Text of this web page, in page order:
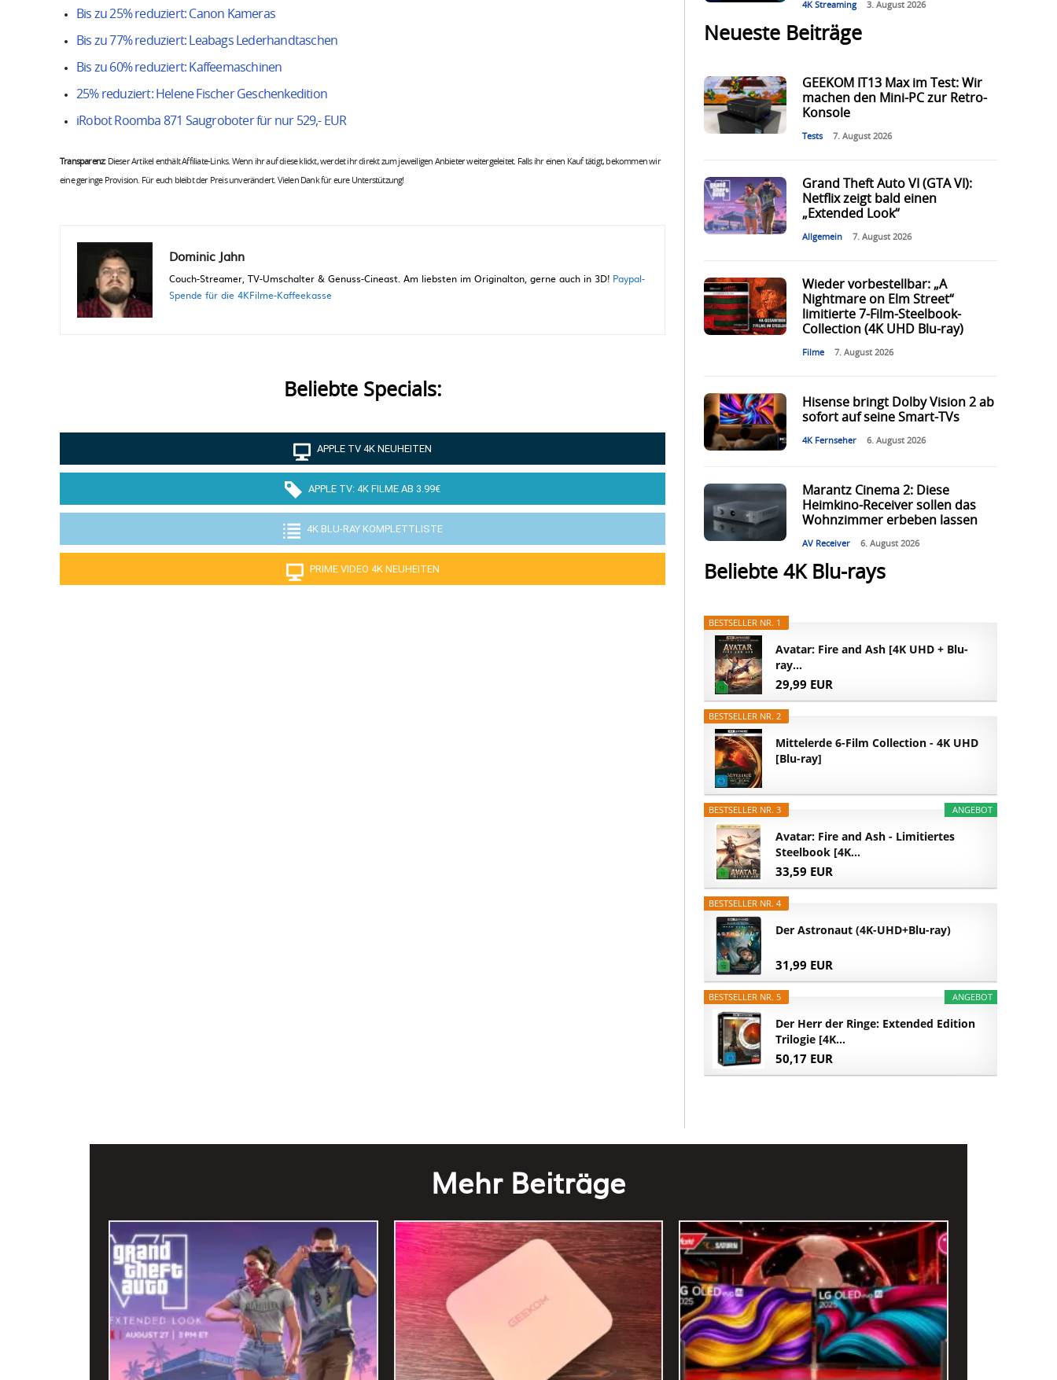
Bis zu 25% reduziert: Canon Kameras
Bis zu 77% reduziert: Leabags Lederhandtaschen
Bis zu 60% reduziert: Kaffeemaschinen
25% reduziert: Helene Fischer Geschenkedition
iRobot Roomba 871 Saugroboter für nur 529,- EUR
Transparenz:Dieser Artikel enthält Affiliate-Links. Wenn ihr auf diese klickt, werdet ihr direkt zum jeweiligen Anbieter weitergeleitet. Falls ihr einen Kauf tätigt, bekommen wir
eine geringe Provision. Für euch bleibt der Preis unverändert. Vielen Dank für eure Unterstützung!
Dominic Jahn
Couch-Streamer, TV-Umschalter & Genuss-Cineast. Am liebsten im Originalton, gerne auch in 3D! Paypal-
Spende für die 4KFilme-Kaffeekasse
Beliebte Specials:
APPLE TV 4K NEUHEITEN
APPLE TV: 4K FILME AB 3.99€
4K BLU-RAY KOMPLETTLISTE
PRIME VIDEO 4K NEUHEITEN
4K Streaming 3. August 2026
Neueste Beiträge
GEEKOM IT13 Max im Test: Wir
machen den Mini-PC zur Retro-
Konsole
Tests 7. August 2026
Grand Theft Auto VI (GTA VI):
Netflix zeigt bald einen
„Extended Look“
Allgemein 7. August 2026
Wieder vorbestellbar: „A
Nightmare on Elm Street“
limitierte 7-Film-Steelbook-
Collection (4K UHD Blu-ray)
Filme 7. August 2026
Hisense bringt Dolby Vision 2 ab
sofort auf seine Smart-TVs
4K Fernseher 6. August 2026
Marantz Cinema 2: Diese
Heimkino-Receiver sollen das
Wohnzimmer erbeben lassen
AV Receiver 6. August 2026
Beliebte 4K Blu-rays
BESTSELLER NR. 1
Avatar: Fire and Ash [4K UHD + Blu-
ray...
29,99 EUR
BESTSELLER NR. 2
Mittelerde 6-Film Collection - 4K UHD
[Blu-ray]
ANGEBOT
BESTSELLER NR. 3
Avatar: Fire and Ash - Limitiertes
Steelbook [4K...
33,59 EUR
BESTSELLER NR. 4
Der Astronaut (4K-UHD+Blu-ray)
31,99 EUR
ANGEBOT
BESTSELLER NR. 5
Der Herr der Ringe: Extended Edition
Trilogie [4K...
50,17 EUR
Mehr Beiträge